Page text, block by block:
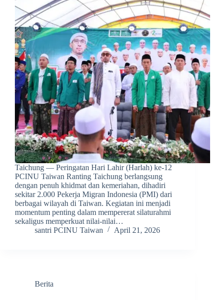
Taichung — Peringatan Hari Lahir (Harlah) ke-12
PCINU Taiwan Ranting Taichung berlangsung
dengan penuh khidmat dan kemeriahan, dihadiri
sekitar 2.000 Pekerja Migran Indonesia (PMI) dari
berbagai wilayah di Taiwan. Kegiatan ini menjadi
momentum penting dalam mempererat silaturahmi
sekaligus memperkuat nilai-nilai…
santri PCINU Taiwan
April 21, 2026
Berita